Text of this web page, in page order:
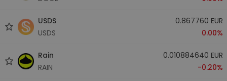
USDS
USDS
0.867760 EUR
0.00%
Rain
RAIN
0.010884640 EUR
-0.20%